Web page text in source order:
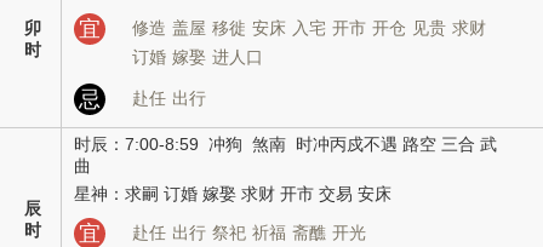
卯
时
宜 修造 盖屋 移徙 安床 入宅 开市 开仓 见贵 求财
订婚 嫁娶 进人口
忌 赴任 出行
辰
时
时辰：7:00-8:59 冲狗 煞南 时冲丙戍不遇 路空 三合 武
曲
星神：求嗣 订婚 嫁娶 求财 开市 交易 安床
宜 赴任 出行 祭祀 祈福 斋醮 开光